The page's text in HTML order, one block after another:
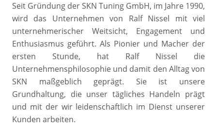
Seit Gründung der SKN Tuning GmbH, im Jahre 1990,
wird das Unternehmen von Ralf Nissel mit viel
unternehmerischer Weitsicht, Engagement und
Enthusiasmus geführt. Als Pionier und Macher der
ersten Stunde, hat Ralf Nissel die
Unternehmensphilosophie und damit den Alltag von
SKN maßgeblich geprägt. Sie ist unsere
Grundhaltung, die unser tägliches Handeln prägt
und mit der wir leidenschaftlich im Dienst unserer
Kunden arbeiten.